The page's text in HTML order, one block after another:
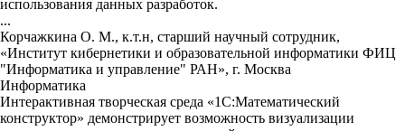
использования данных разработок.
...
Корчажкина О. М., к.т.н, старший научный сотрудник,
«Институт кибернетики и образовательной информатики ФИЦ
"Информатика и управление" РАН», г. Москва
Информатика
Интерактивная творческая среда «1С:Математический
конструктор» демонстрирует возможность визуализации